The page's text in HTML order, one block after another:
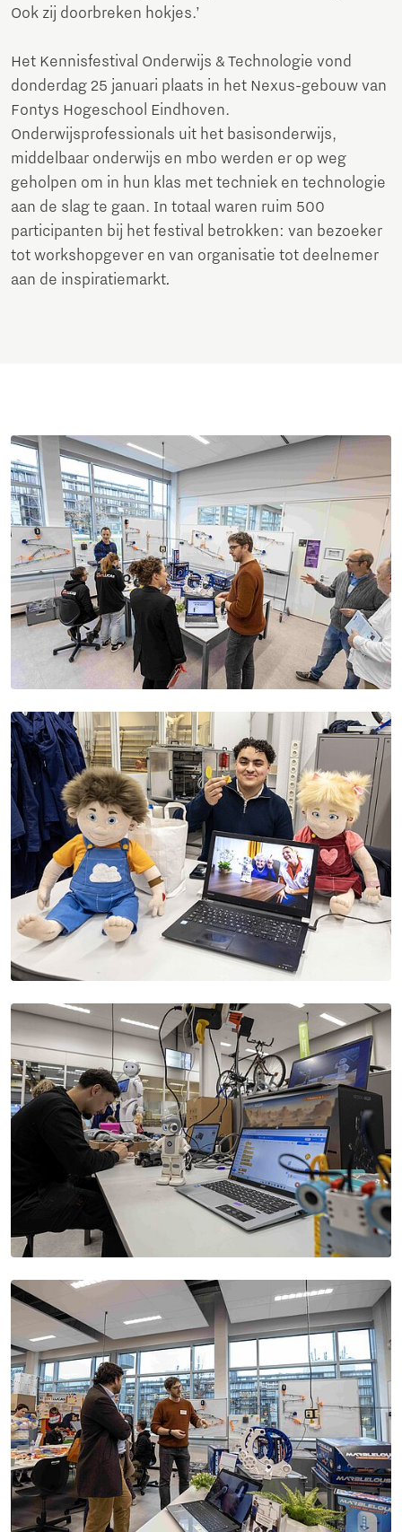
Ook zij doorbreken hokjes.’
Het Kennisfestival Onderwijs & Technologie vond
donderdag 25 januari plaats in het Nexus-gebouw van
Fontys Hogeschool Eindhoven.
Onderwijsprofessionals uit het basisonderwijs,
middelbaar onderwijs en mbo werden er op weg
geholpen om in hun klas met techniek en technologie
aan de slag te gaan. In totaal waren ruim 500
participanten bij het festival betrokken: van bezoeker
tot workshopgever en van organisatie tot deelnemer
aan de inspiratiemarkt.